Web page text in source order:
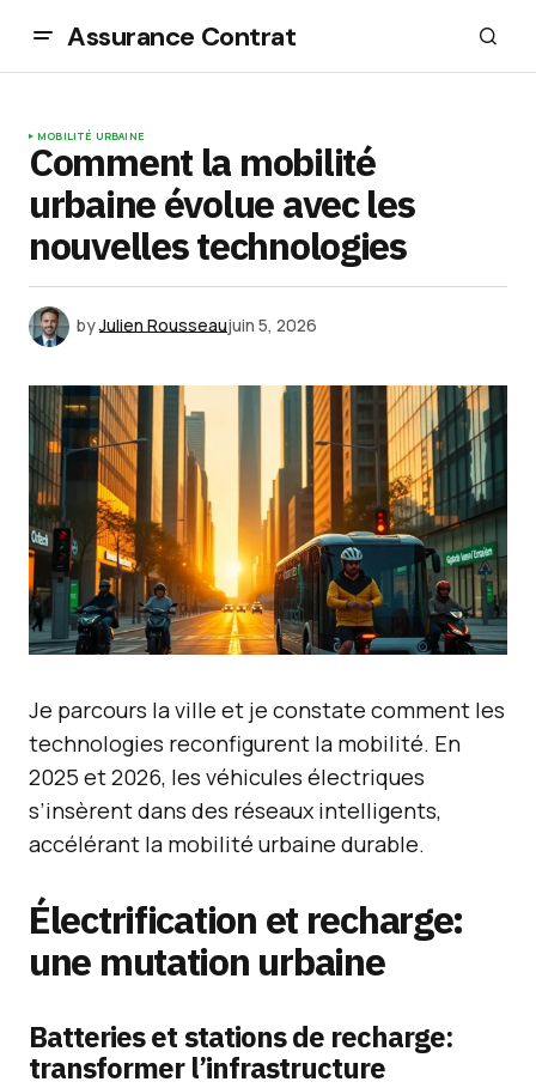
Assurance Contrat
MOBILITÉ URBAINE
Comment la mobilité
urbaine évolue avec les
nouvelles technologies
byJulien Rousseaujuin 5, 2026
Je parcours la ville et je constate comment les
technologies reconfigurent la mobilité. En
2025 et 2026, les véhicules électriques
s’insèrent dans des réseaux intelligents,
accélérant la mobilité urbaine durable.
Électrification et recharge:
une mutation urbaine
Batteries et stations de recharge:
transformer l’infrastructure